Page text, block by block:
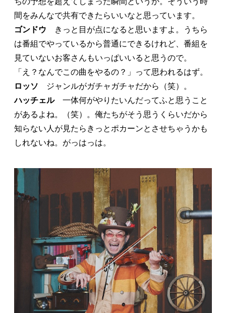
間をみんなで共有できたらいいなと思っています。
ゴンドウ きっと目が点になると思いますよ。うちら
は番組でやっているから普通にできるけれど、番組を
見ていないお客さんもいっぱいいると思うので。
「え？なんでこの曲をやるの？」って思われるはず。
ロッソ ジャンルがガチャガチャだから（笑）。
ハッチェル一体何がやりたいんだってふと思うこと
があるよね。（笑）。俺たちがそう思うくらいだから
知らない人が見たらきっとポカーンとさせちゃうかも
しれないね。がっはっは。